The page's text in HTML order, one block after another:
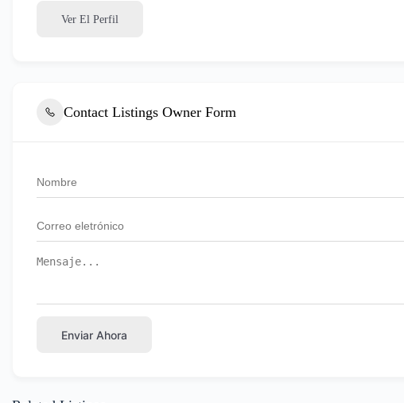
Ver El Perfil
Contact Listings Owner Form
Enviar Ahora